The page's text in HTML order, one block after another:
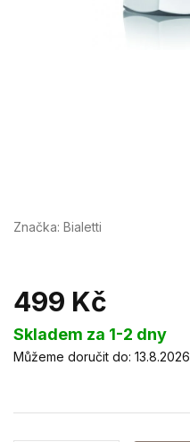
Značka: Bialetti
499 Kč
Měrná
cena:
Skladem za 1-2 dny
Můžeme doručit do: 13.8.2026